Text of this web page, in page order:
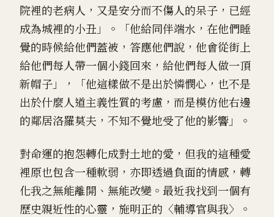
院裡的老病人，又是安分而不傷人的呆子，已經
成為城裡的小丑」。「他給同伴端水，在他們睡
覺的時候給他們蓋被，答應他們說，他會從街上
給他們每人帶一個小錢回來，給他們每人做一頂
新帽子」，「他這樣做不是出於憐憫心，也不是
出於什麼人道主義性質的考慮，而是模仿他右邊
的鄰居洛羅莫夫，不知不覺地受了他的影響」。
對命運的抱怨轉化成對土地的愛，但我的這種愛
裡原也包含一種軟弱，亦即透過負面的情感，轉
化我之無能離開、無能改變。最近我找到一個有
歷史親近性的心靈，施明正的〈輔導官與我〉。